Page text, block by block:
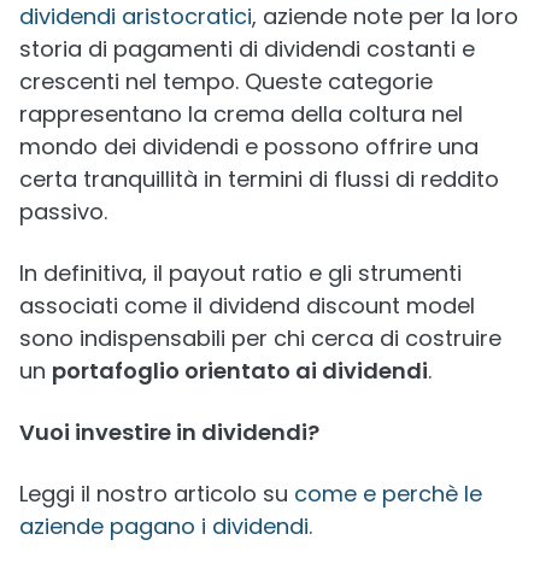
dividendi aristocratici, aziende note per la loro
storia di pagamenti di dividendi costanti e
crescenti nel tempo. Queste categorie
rappresentano la crema della coltura nel
mondo dei dividendi e possono offrire una
certa tranquillità in termini di flussi di reddito
passivo.
In definitiva, il payout ratio e gli strumenti
associati come il dividend discount model
sono indispensabili per chi cerca di costruire
un portafoglio orientato ai dividendi.
Vuoi investire in dividendi?
Leggi il nostro articolo su come e perchè le
aziende pagano i dividendi.